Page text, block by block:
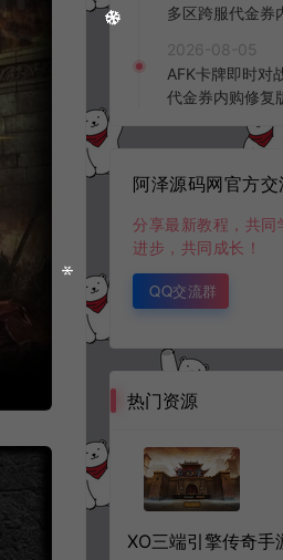
多区跨服代金券
台+全资源安卓+
教程
2026-08-05
AFK卡牌即时对
代金券内购修复
K授权后台+安
阿泽源码网官方
分享最新教程，共同
进步，共同成长！
QQ交流群
热门资源